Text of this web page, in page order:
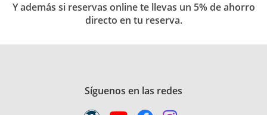
Y además si reservas online te llevas un 5% de ahorro
directo en tu reserva.
Síguenos en las redes